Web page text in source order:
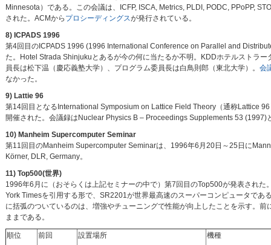
Minnesota）である。この会議は、ICFP, ISCA, Metrics, PLDI, PODC, PPoPP,
された。ACMから プロシーディングスが発行されている。
8) ICPADS 1996
第4回目のICPADS 1996 (1996 International Conference on Parallel and
た。Hotel Strada Shinjukuとあるが今の何に当たるか不明。KDDホテルストラ
員長は松下温（慶応義塾大学）、プログラム委員長は白鳥則郎（東北大学）。 会
なかった。
9) Lattie 96
第14回目となるInternational Symposium on Lattice Field Theory（通称Lattice
開催された。会議録はNuclear Physics B – Proceedings Supplements 53 (1997)
10) Manheim Supercomputer Seminar
第11回目のManheim Supercomputer Seminarは、1996年6月20日～25日に
Körner, DLR, Germany。
11) Top500(世界)
1996年6月に（おそらくは上記セミナーの中で）第7回目のTop500が発表され
York Timesを引用する形で、SR2201が世界最高速のスーパーコンピュータで
に括弧のついているのは、増強やチューニングで性能が向上したことを示す。
ままである。
順位 前回 設置場所 機種